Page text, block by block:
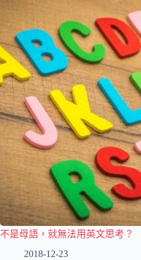
不是母語，就無法用英文思考？
2018-12-23